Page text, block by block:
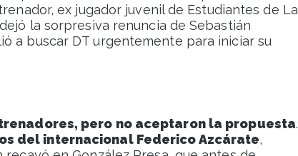
ex jugador juvenil de Estudiantes de La
la sorpresiva renuncia de Sebastián
a buscar DT urgentemente para iniciar su
pero no aceptaron la propuesta.
del internacional Federico Azcárate,